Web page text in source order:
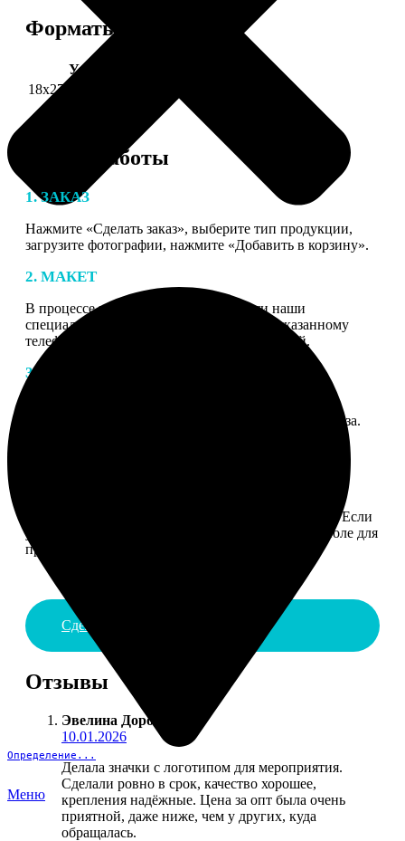
Определение...
Меню
Форматы и цены
Услуга
18х27 см 126 частей
Этапы работы
1. ЗАКАЗ
Нажмите «Сделать заказ», выберите тип продукции,
загрузите фотографии, нажмите «Добавить в корзину».
2. МАКЕТ
В процессе подготовки заказа к печати наши
специалисты могут связаться с Вами по указанному
телефону или email для согласования деталей.
3. ИЗГОТОВЛЕНИЕ
получите подтверждение на email с описанием заказа.
Введите адрес и выберите способ доставки заказа. Если
у вас есть промокод, введите его в специальное поле для
промокода.
Сделать заказ
Отзывы
Эвелина Дорофеева
10.01.2026
Делала значки с логотипом для мероприятия.
Сделали ровно в срок, качество хорошее,
крепления надёжные. Цена за опт была очень
приятной, даже ниже, чем у других, куда
обращалась.